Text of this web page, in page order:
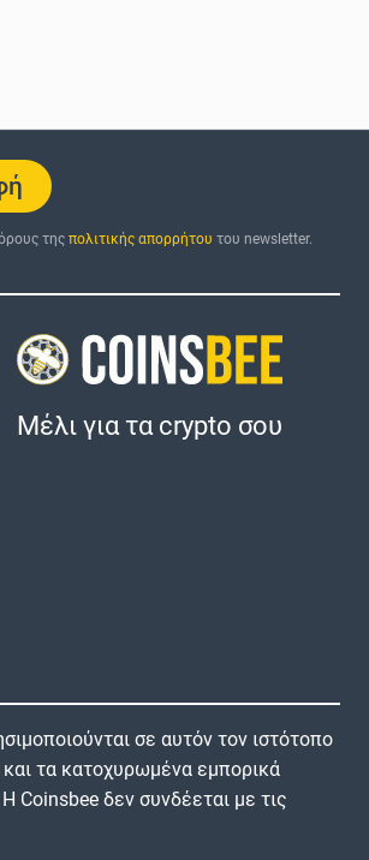
της πολιτικής απορρήτου του newsletter.
Μέλι για τα crypto σου
σε αυτόν τον ιστότοπο
τα κατοχυρωμένα εμπορικά
Coinsbee δεν συνδέεται με τις